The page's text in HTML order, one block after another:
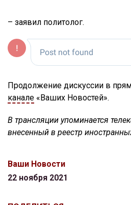
– заявил политолог.
Продолжение дискуссии в
канале «Ваших Новостей».
В трансляции упоминается
внесенный в реестр
Ваши Новости
22 ноября 2021